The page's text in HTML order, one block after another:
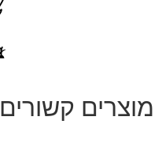
מוצרים קשורים